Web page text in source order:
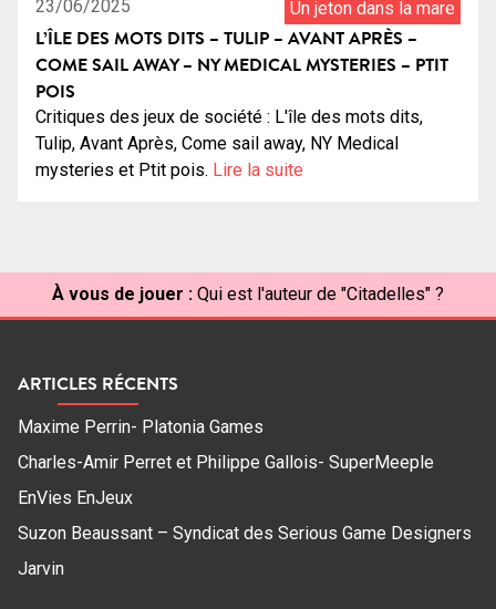
23/06/2025 Un jeton dans la mare
L’ÎLE DES MOTS DITS – TULIP – AVANT APRÈS –
COME SAIL AWAY – NY MEDICAL MYSTERIES – PTIT
POIS
Critiques des jeux de société : L'île des mots dits,
Tulip, Avant Après, Come sail away, NY Medical
mysteries et Ptit pois. Lire la suite
À vous de jouer : Qui est l'auteur de "Citadelles" ?
ARTICLES RÉCENTS
Maxime Perrin- Platonia Games
Charles-Amir Perret et Philippe Gallois- SuperMeeple
EnVies EnJeux
Suzon Beaussant – Syndicat des Serious Game Designers
Jarvin